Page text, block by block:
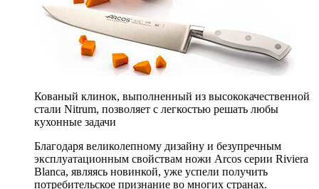
Кованый клинок, выполненный из высококачественной
стали Nitrum, позволяет с легкостью решать любы
кухонные задачи
Благодаря великолепному дизайну и безупречным
эксплуатационным свойствам ножи Arcos серии Riviera
Blanca, являясь новинкой, уже успели получить
потребительское признание во многих странах.